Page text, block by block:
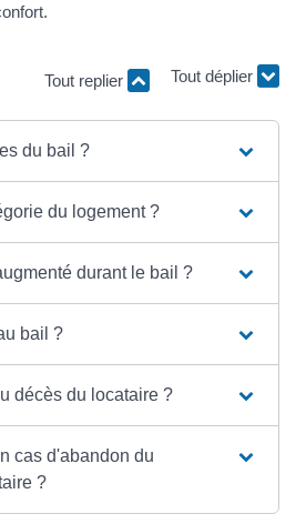
Tout replier Tout déplier
du bail ?
du logement ?
durant le bail ?
bail ?
décès du locataire ?
cas d'abandon du
?